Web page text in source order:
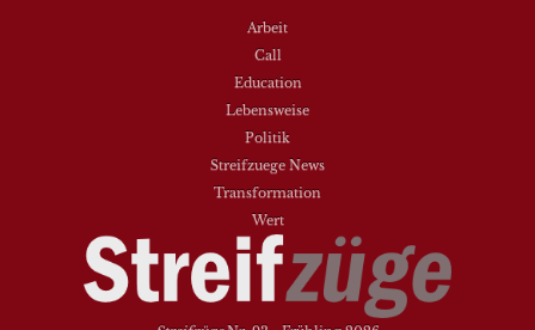
Arbeit
Call
Education
Lebensweise
Politik
Streifzuege News
Transformation
Wert